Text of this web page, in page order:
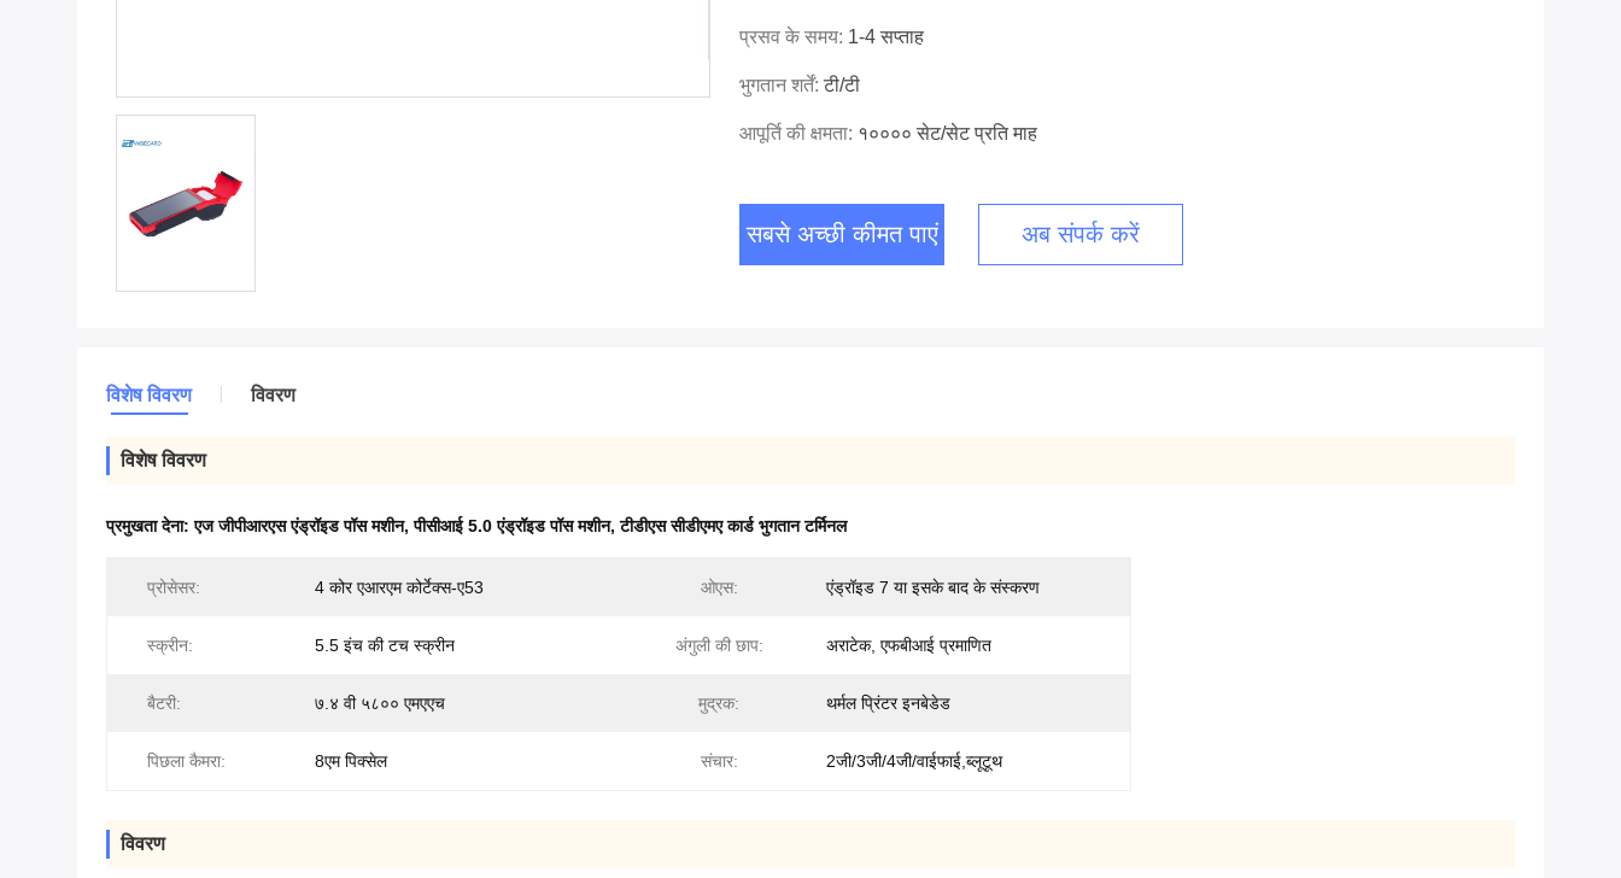
प्रसव के समय: 1-4 सप्ताह
भुगतान शर्तें:टी/टी
आपूर्ति की क्षमता: १०००० सेट/सेट प्रति माह
सबसे अच्छी कीमत पाएं अब संपर्क करें
विशेष विवरण विवरण
विशेष विवरण
प्रमुखता देना:एज जीपीआरएस एंड्रॉइड पॉस मशीन,पीसीआई 5.0 एंड्रॉइड पॉस मशीन,टीडीएस सीडीएमए कार्ड भुगतान टर्मिनल
प्रोसेसर: 4 कोर एआरएम कोर्टेक्स-ए53 ओएस: एंड्रॉइड 7 या इसके बाद के संस्करण
स्क्रीन: 5.5 इंच की टच स्क्रीन अंगुली की छाप: अराटेक, एफबीआई प्रमाणित
बैटरी: ७.४ वी ५८०० एमएएच मुद्रक: थर्मल प्रिंटर इनबेडेड
पिछला कैमरा: 8एम पिक्सेल संचार: 2जी/3जी/4जी/वाईफाई,ब्लूटूथ
विवरण